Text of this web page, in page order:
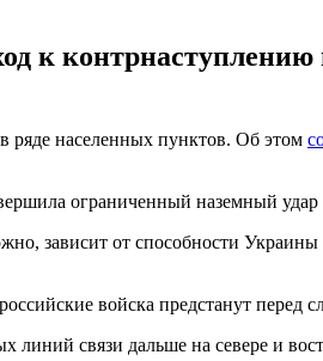
к контрнаступлению
ряде населенных пунктов. Об этом
ограниченный наземный
зависит от способности Украины
войска предстанут
линий связи дальше на севере и